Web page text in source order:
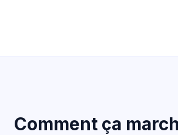
Comment ça